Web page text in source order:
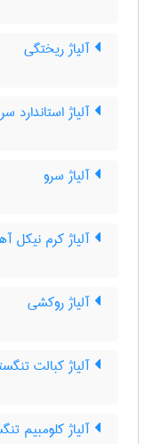
آلیاژ ریختگی
آلیاژ استاندارد
آلیاژ سرو
آلیاژ کرم نیکل
آلیاژ روکشی
آلیاژ کبالت
آلیاژ کلومبیم